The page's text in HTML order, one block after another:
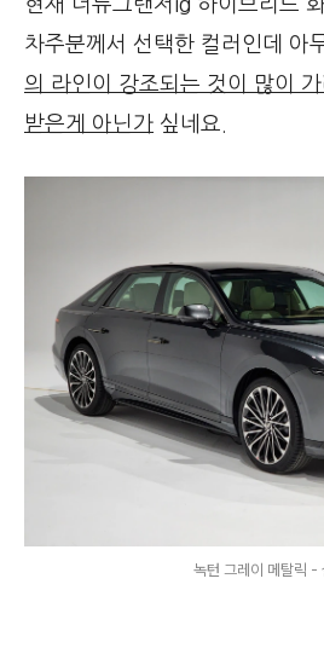
현재 더뉴그랜저ig 하이브리드
차주분께서 선택한 컬러인데 아
의 라인이 강조되는 것이 많이
받은게 아닌가 싶네요.
녹턴 그레이 메탈릭 -